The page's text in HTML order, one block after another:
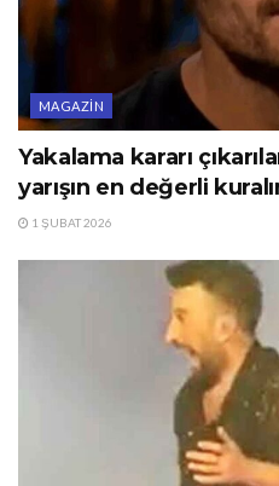
MAGAZIN
Yakalama kararı
yarışın en değerli
1 ŞUBAT 2026